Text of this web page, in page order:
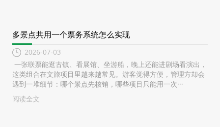
多景点共用一个票务系统怎么实现
2026-07-03
一张联票能逛古镇、看展馆、坐游船，晚上还能进剧场看演出，
这类组合在文旅项目里越来越常见。游客觉得方便，管理方却会
遇到一堆细节：哪个景点先核销，哪些项目只能用一次···
阅读全文